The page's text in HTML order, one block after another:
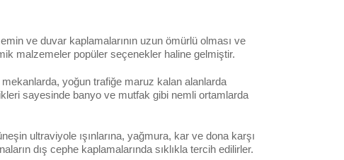
ve duvar kaplamalarının uzun ömürlü olması ve
malzemeler popüler seçenekler haline gelmiştir.
yoğun trafiğe maruz kalan alanlarda
sayesinde banyo ve mutfak gibi nemli ortamlarda
ultraviyole ışınlarına, yağmura, kar ve dona karşı
dış cephe kaplamalarında sıklıkla tercih edilirler.